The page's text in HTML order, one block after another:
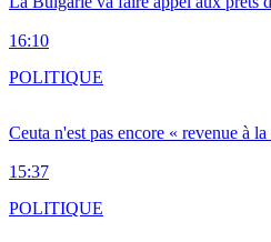
16:10
Ceuta n'est pas encore « revenue à
15:37
POLITIQUE
POLITIQUE